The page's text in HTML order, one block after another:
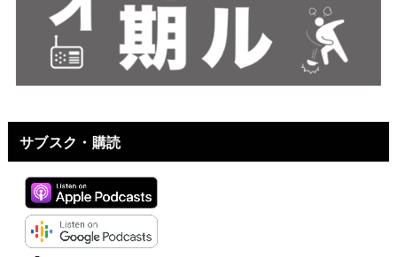
サブスク・購読